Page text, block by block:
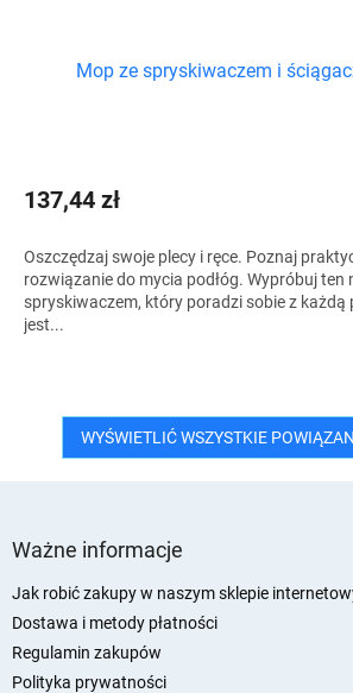
Mop ze spryskiwaczem i
137,44 zł
Oszczędzaj swoje plecy i ręce. Poznaj
rozwiązanie do mycia podłóg. Wypróbuj ten
spryskiwaczem, który poradzi sobie z każdą
jest...
WYŚWIETLIĆ WSZYSTKIE
Ważne informacje
Jak robić zakupy w naszym sklepie
Dostawa i metody płatności
Regulamin zakupów
Polityka prywatności